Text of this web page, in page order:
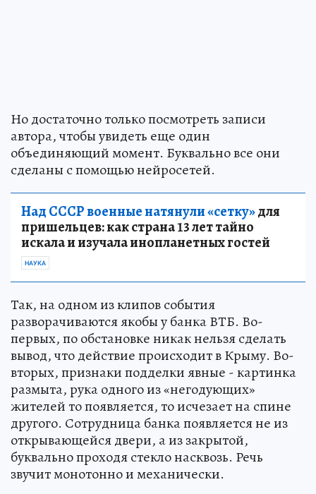
Но достаточно только посмотреть записи
автора, чтобы увидеть еще один
объединяющий момент. Буквально все они
сделаны с помощью нейросетей.
Над СССР военные натянули «сетку»для
пришельцев: как страна 13 лет тайно
искала и изучала инопланетных гостей
НАУКА
Так, на одном из клипов события
разворачиваются якобы у банка ВТБ. Во-
первых, по обстановке никак нельзя сделать
вывод, что действие происходит в Крыму. Во-
вторых, признаки подделки явные - картинка
размыта, рука одного из «негодующих»
жителей то появляется, то исчезает на спине
другого. Сотрудница банка появляется не из
открывающейся двери, а из закрытой,
буквально проходя стекло насквозь. Речь
звучит монотонно и механически.